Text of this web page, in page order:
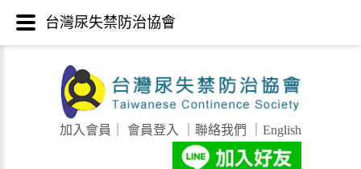
加入會員 會員登入 聯絡我們 English
台灣尿失禁防治協會